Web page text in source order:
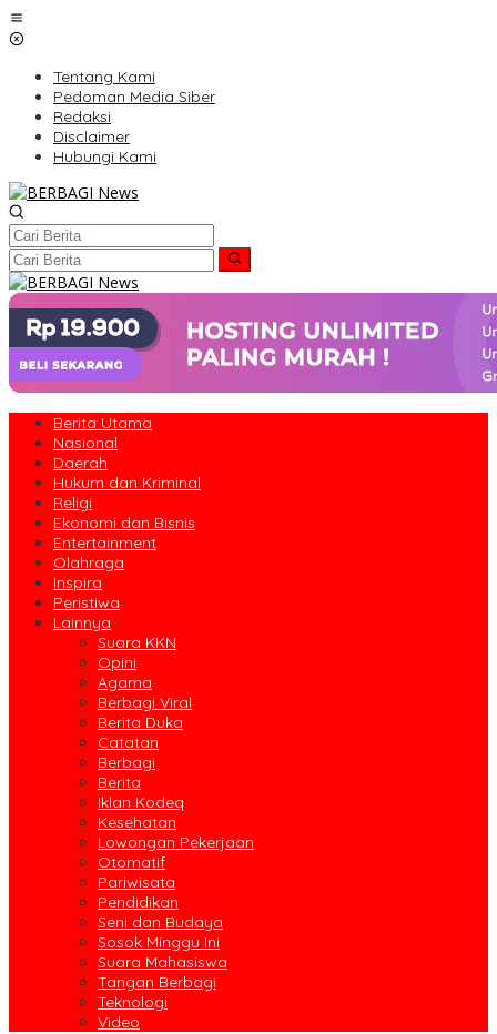
Lewati
ke
Tentang Kami
Pedoman Media Siber
Redaksi
Disclaimer
Hubungi Kami
Berita Utama
Nasional
Daerah
Hukum dan Kriminal
Religi
Ekonomi dan Bisnis
Entertainment
Olahraga
Inspira
Peristiwa
Lainnya
Suara KKN
Opini
Agama
Berbagi Viral
Berita Duka
Catatan
Berbagi
Berita
Iklan Kodeq
Kesehatan
Lowongan Pekerjaan
Otomatif
Pariwisata
Pendidikan
Seni dan Budaya
Sosok Minggu Ini
Suara Mahasiswa
Tangan Berbagi
Teknologi
Video